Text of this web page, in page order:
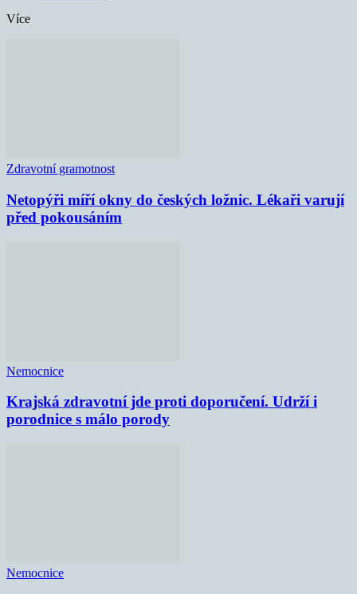
Více
Zdravotní gramotnost
Netopýři míří okny do českých ložnic. Lékaři varují
před pokousáním
Nemocnice
Krajská zdravotní jde proti doporučení. Udrží i
porodnice s málo porody
Nemocnice